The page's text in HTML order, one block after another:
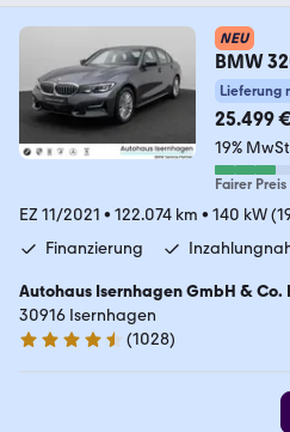
NEU
BMW
Kamera
Lieferung
25.499
19%
Fairer Preis
EZ 11/2021 • 122.074 km • 140 kW
Finanzierung
Autohaus Isernhagen GmbH & Co.
30916 Isernhagen
4.5 Sterne
(1028)